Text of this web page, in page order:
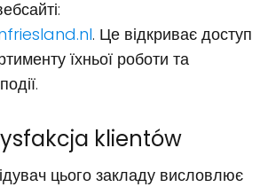
. Це відкриває доступ
їхньої роботи та
klientów
цього закладу висловлює